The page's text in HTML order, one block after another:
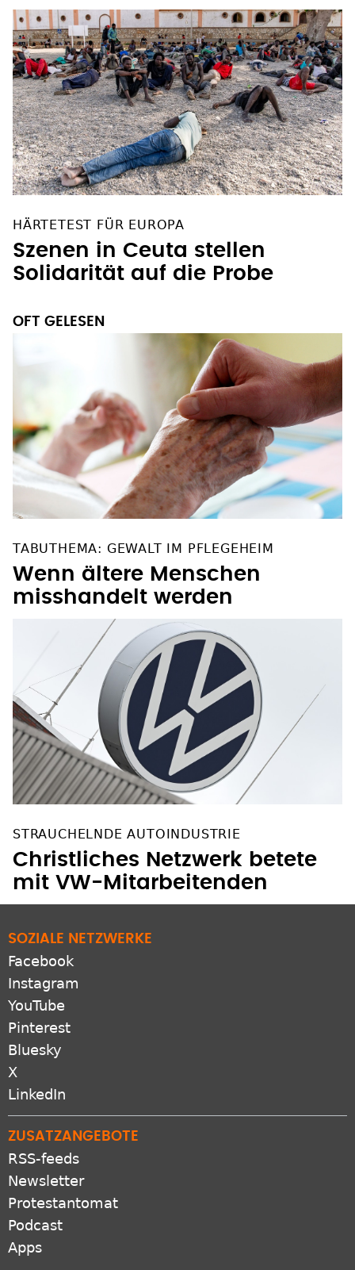
HÄRTETEST FÜR EUROPA
Szenen in Ceuta stellen
Solidarität auf die Probe
OFT GELESEN
TABUTHEMA: GEWALT IM PFLEGEHEIM
Wenn ältere Menschen
misshandelt werden
STRAUCHELNDE AUTOINDUSTRIE
Christliches Netzwerk betete
mit VW-Mitarbeitenden
SOZIALE NETZWERKE
Facebook
Instagram
YouTube
Pinterest
Bluesky
X
LinkedIn
ZUSATZANGEBOTE
RSS-feeds
Newsletter
Protestantomat
Podcast
Apps